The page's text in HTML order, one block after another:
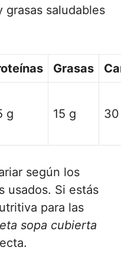
grasas saludables
Grasas
g 15 g
según los
usados. Si estás
para las
sopa cubierta